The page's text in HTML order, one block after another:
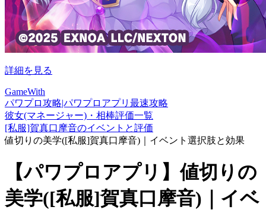
詳細を見る
GameWith
パワプロ攻略|パワプロアプリ最速攻略
彼女(マネージャー)・相棒評価一覧
[私服]賀真口摩音のイベントと評価
値切りの美学([私服]賀真口摩音)｜イベント選択肢と効果
【パワプロアプリ】値切りの
美学([私服]賀真口摩音)｜イベ